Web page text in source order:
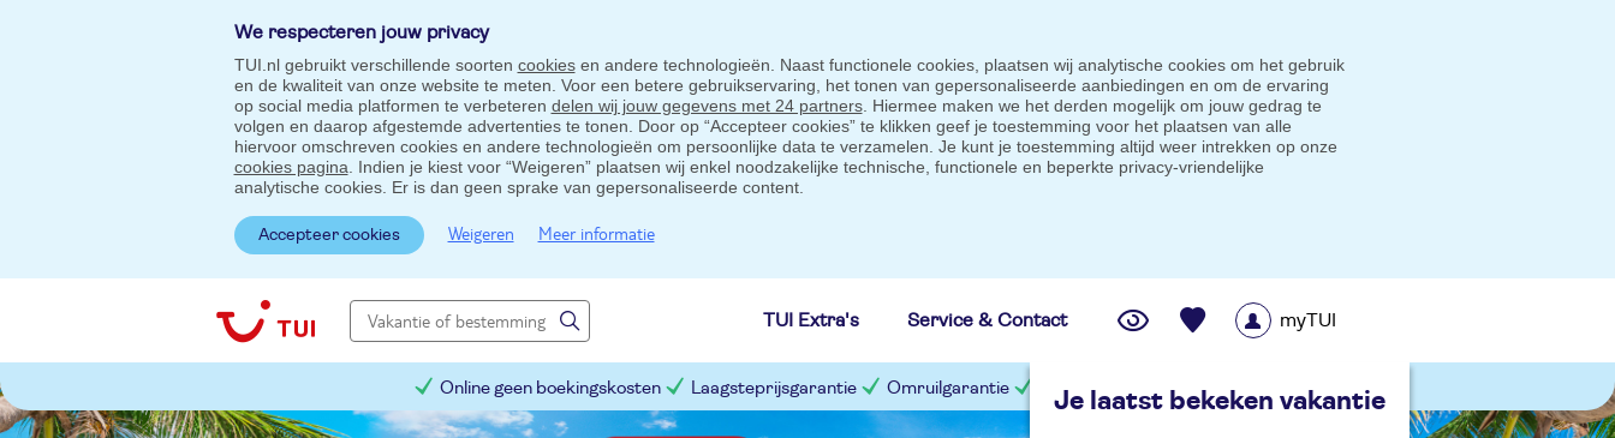
We respecteren jouw privacy
TUI.nl gebruikt verschillende soorten cookiesen andere technologieën. Naast functionele cookies, plaatsen wij analytische cookies om het gebruik
en de kwaliteit van onze website te meten. Voor een betere gebruikservaring, het tonen van gepersonaliseerde aanbiedingen en om de ervaring
op social media platformen te verbeteren delen wij jouw gegevens met 24 partners. Hiermee maken we het derden mogelijk om jouw gedrag te
volgen en daarop afgestemde advertenties te tonen. Door op “Accepteer cookies” te klikken geef je toestemming voor het plaatsen van alle
hiervoor omschreven cookies en andere technologieën om persoonlijke data te verzamelen. Je kunt je toestemming altijd weer intrekken op onze
cookies pagina . Indien je kiest voor “Weigeren” plaatsen wij enkel noodzakelijke technische, functionele en beperkte privacy-vriendelijke
analytische cookies. Er is dan geen sprake van gepersonaliseerde content.
Accepteer cookies Weigeren Meer informatie
TUI Extra's Service & Contact
Je laatst bekeken vakantie
myTUI
Online geen boekingskosten Laagsteprijsgarantie Omruilgarantie Slimme prijsgarantie